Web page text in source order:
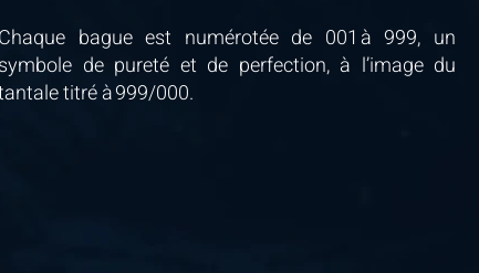
Chaque bague est numérotée de 001 à 999, un
symbole de pureté et de perfection, à l’image du
titré à 999/000.